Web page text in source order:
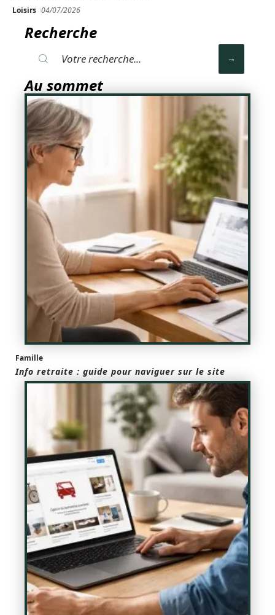
Loisirs 04/07/2026
Recherche
Au sommet
Famille
Info retraite : guide pour naviguer sur le site